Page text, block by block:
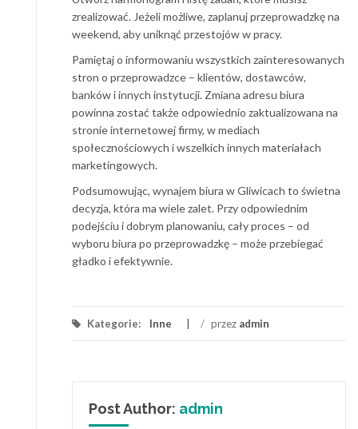
zrealizować. Jeżeli możliwe, zaplanuj przeprowadzkę na
weekend, aby uniknąć przestojów w pracy.
Pamiętaj o informowaniu wszystkich zainteresowanych
stron o przeprowadzce – klientów, dostawców,
banków i innych instytucji. Zmiana adresu biura
powinna zostać także odpowiednio zaktualizowana na
stronie internetowej firmy, w mediach
społecznościowych i wszelkich innych materiałach
marketingowych.
Podsumowując, wynajem biura w Gliwicach to świetna
decyzja, która ma wiele zalet. Przy odpowiednim
podejściu i dobrym planowaniu, cały proces – od
wyboru biura po przeprowadzkę – może przebiegać
gładko i efektywnie.
Kategorie: Inne / przez admin
Post Author: admin